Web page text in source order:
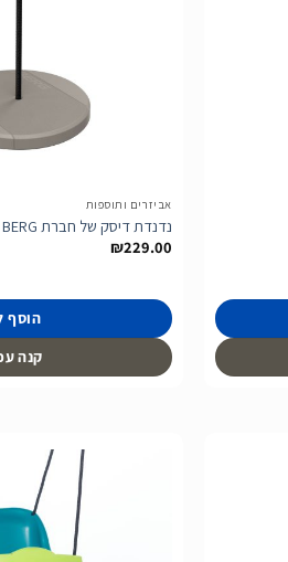
אביזרים ותוספות
נדנדת דיסק של חברת BERG מהולנד
₪229.00
הוסף
קנה